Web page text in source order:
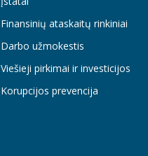
Finansinių ataskaitų rinkiniai
Darbo užmokestis
Viešieji pirkimai ir investicijos
Korupcijos prevencija